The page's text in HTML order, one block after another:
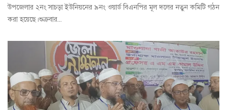
উপজেলার ২নং সাচড়া ইউনিয়নের ৯নং ওয়ার্ড বিএনপির মূল দলের নতুন কমিটি গঠন
করা হয়েছে।শুক্রবার...